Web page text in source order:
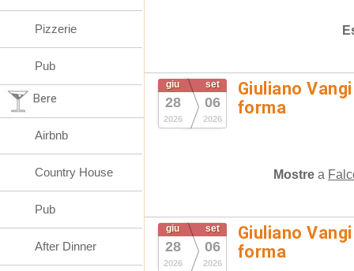
giu
28
2026
set
06
2026
Giuliano
forma
Mostre a
giu
28
2026
set
06
2026
Giuliano
forma
Pizzerie
Pub
Bere
Airbnb
Country House
Pub
After Dinner